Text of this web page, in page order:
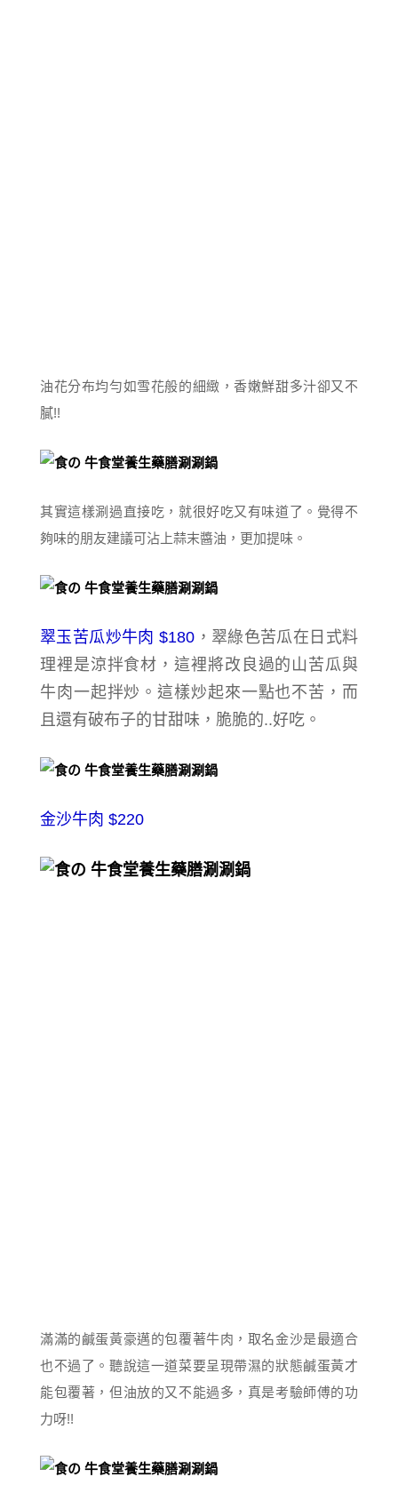
油花分布均勻如雪花般的細緻，香嫩鮮甜多汁卻又不
膩!!
其實這樣涮過直接吃，就很好吃又有味道了。覺得不
夠味的朋友建議可沾上蒜末醬油，更加提味。
翠玉苦瓜炒牛肉 $180 ， 翠綠色苦瓜在日式料
理裡是涼拌食材，這裡將改良過的山苦瓜與
牛肉一起拌炒。這樣炒起來一點也不苦 ，而
且還有破布子的甘甜味，脆脆的..好吃 。
金沙牛肉 $220
滿滿的鹹蛋黃豪邁的包覆著牛肉，取名金沙是最適合
也不過了。聽說這一道菜要呈現帶濕的狀態鹹蛋黃才
能包覆著，但油放的又不能過多，真是考驗師傅的功
力呀!!